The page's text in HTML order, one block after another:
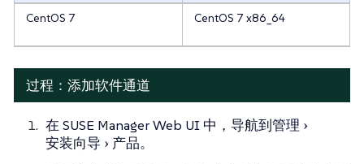
CentOS 7
CentOS 7 x86_64
过程：添加软件通道
在 SUSE Manager Web UI 中，导航到管理
安装向导
产品。